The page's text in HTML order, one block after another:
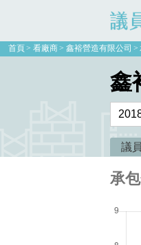
議員
首頁 看廠商 鑫裕營造有限公司
鑫
議
承